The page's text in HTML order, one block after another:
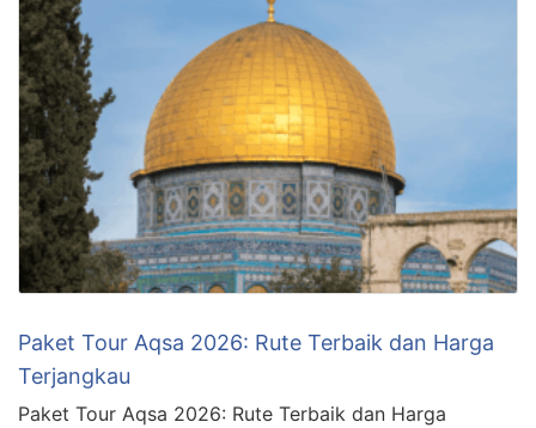
Paket Tour Aqsa 2026: Rute Terbaik dan Harga
Terjangkau
Paket Tour Aqsa 2026: Rute Terbaik dan Harga